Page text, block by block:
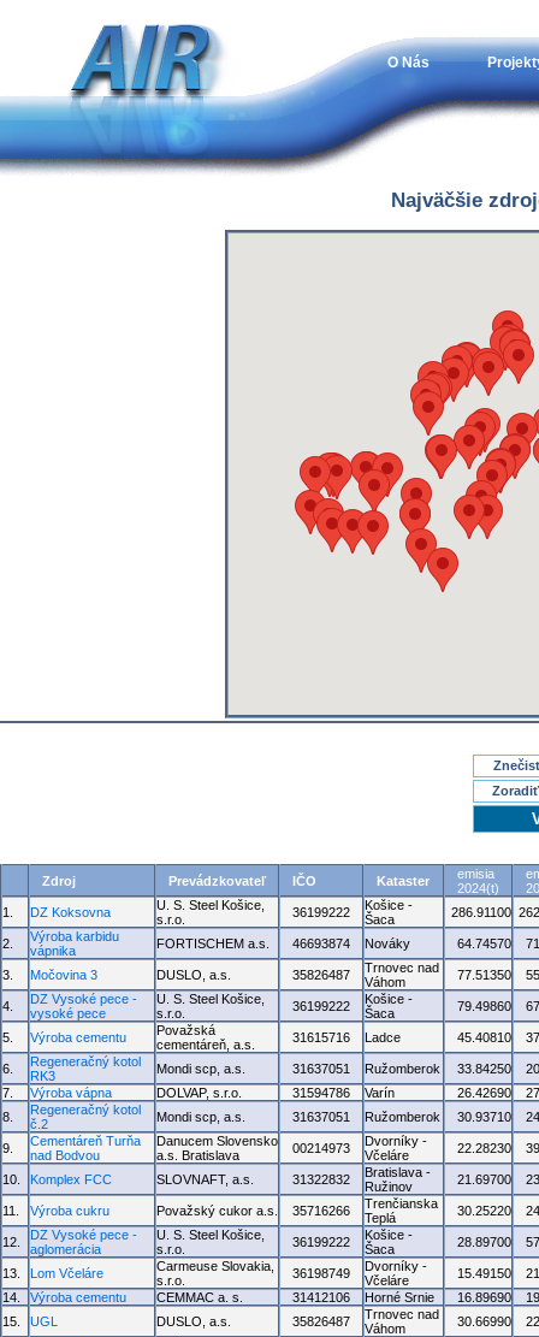
O Nás
Najväčšie
Zdroj Prevádzkovateľ IČO Kataster
emisia
2024(t)
1.
DZ Koksovna
U. S. Steel Košice,
s.r.o.
36199222
Košice -
Šaca
286.91100
2.
Výroba karbidu
vápnika
FORTISCHEM a.s. 46693874 Nováky 64.74570
3. Močovina 3 DUSLO, a.s. 35826487
Trnovec nad
Váhom
77.51350
4.
DZ Vysoké pece -
vysoké pece
U. S. Steel Košice,
s.r.o.
36199222
Košice -
Šaca
79.49860
5. Výroba cementu
Považská
cementáreň, a.s.
31615716 Ladce 45.40810
6.
Regeneračný kotol
RK3
Mondi scp, a.s. 31637051 Ružomberok 33.84250
7.
Výroba vápna DOLVAP, s.r.o. 31594786 Varín 26.42690
8.
Regeneračný kotol
č.2
Mondi scp, a.s. 31637051 Ružomberok 30.93710
9.
Cementáreň Turňa
nad Bodvou
Danucem Slovensko
a.s. Bratislava
00214973
Dvorníky -
Včeláre
22.28230
10. Komplex FCC SLOVNAFT, a.s. 31322832
Bratislava -
Ružinov
21.69700
11. Výroba cukru Považský cukor a.s. 35716266
Trenčianska
Teplá
30.25220
12.
DZ Vysoké pece -
aglomerácia
U. S. Steel Košice,
s.r.o.
36199222
Košice -
Šaca
28.89700
13. Lom Včeláre
Carmeuse Slovakia,
s.r.o.
36198749
Dvorníky -
Včeláre
15.49150
14.
Výroba cementu CEMMAC a. s. 31412106 Horné Srnie 16.89690
15.
UGL DUSLO, a.s. 35826487
Trnovec nad
Váhom
30.66990